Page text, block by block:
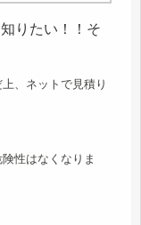
りたい！！そ
、ネットで見積り
性はなくなりま